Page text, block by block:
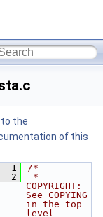
to the
of this
1
/*
2
*
COPYRIGHT:
See COPYING
in the top
level